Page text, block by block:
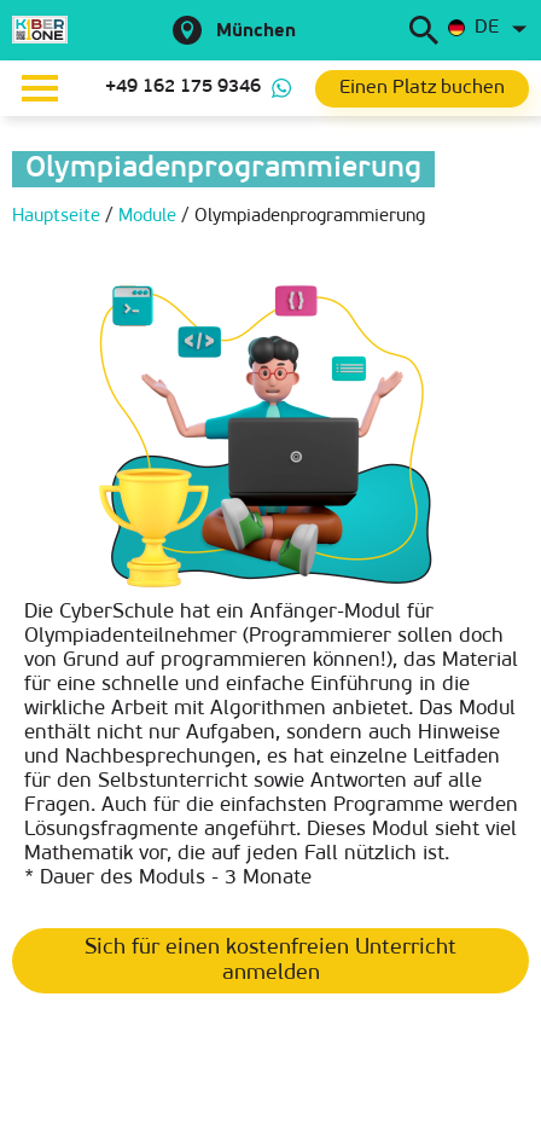
München DE
+49 162 175 9346 Einen Platz buchen
Olympiadenprogrammierung
Hauptseite / Module / Olympiadenprogrammierung
Die CyberSchule hat ein Anfänger-Modul für
Olympiadenteilnehmer (Programmierer sollen doch
von Grund auf programmieren können!), das Material
für eine schnelle und einfache Einführung in die
wirkliche Arbeit mit Algorithmen anbietet. Das Modul
enthält nicht nur Aufgaben, sondern auch Hinweise
und Nachbesprechungen, es hat einzelne Leitfaden
für den Selbstunterricht sowie Antworten auf alle
Fragen. Auch für die einfachsten Programme werden
Lösungsfragmente angeführt. Dieses Modul sieht viel
Mathematik vor, die auf jeden Fall nützlich ist.
* Dauer des Moduls - 3 Monate
Sich für einen kostenfreien Unterricht
anmelden